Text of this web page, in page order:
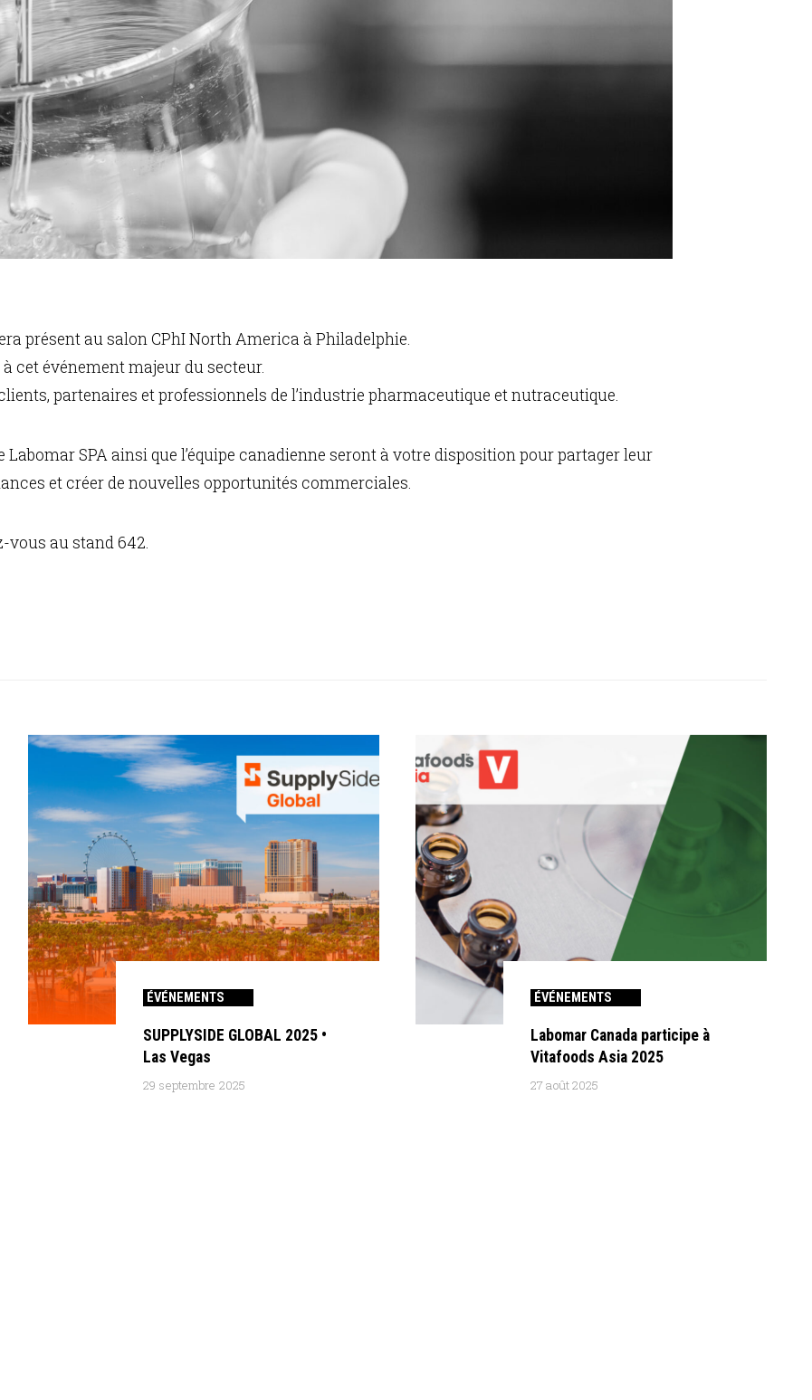
présent au salon CPhI North America à Philadelphie.
cet événement majeur du secteur.
partenaires et professionnels de l’industrie pharmaceutique et nutraceutique.
Labomar SPA ainsi que l’équipe canadienne seront à votre disposition pour partager leur
et créer de nouvelles opportunités commerciales.
vous au stand 642.
ÉVÉNEMENTS
SUPPLYSIDE GLOBAL 2025 •
Las Vegas
29 septembre 2025
ÉVÉNEMENTS
Labomar Canada participe à
Vitafoods Asia 2025
27 août 2025